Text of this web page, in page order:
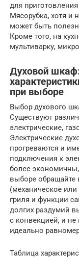
для
Мясорубка, хотя и
может быть
Кроме того, на
мультиварку,
Духовой
при выборе
Выбор духового
Существуют
электрические,
Электрические
прогреваются и
подключения к
более
выборе обращайте
(механическое
гриля и функции
долгих раздумий
с конвекцией, и
идеально
Таблица